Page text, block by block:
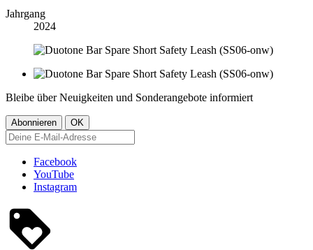
Jahrgang
2024
Bleibe über Neuigkeiten und Sonderangebote informiert
Facebook
YouTube
Instagram